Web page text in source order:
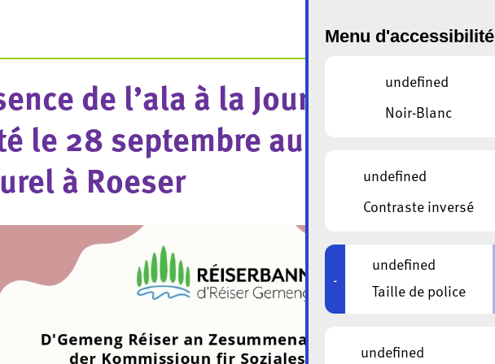
de l’ala à la Journée de la
le 28 septembre au centre
à Roeser
Menu d'accessibilité
undefined
Noir-Blanc
undefined
Contraste inversé
-
undefined
Taille de police
undefined